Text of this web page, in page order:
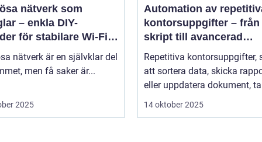
nätverk som
– enkla DIY-
för stabilare Wi-Fi i
nätverk är en självklar del
men få saker är...
2025
Automation av
kontorsuppgifter – från
skript till avancerad
programvara
Repetitiva kontorsuppgifter,
att sortera data, skicka
eller uppdatera dokument,
14 oktober 2025